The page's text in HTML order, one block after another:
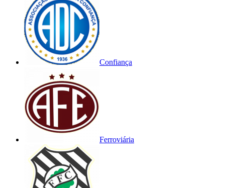
Confiança
Ferroviária